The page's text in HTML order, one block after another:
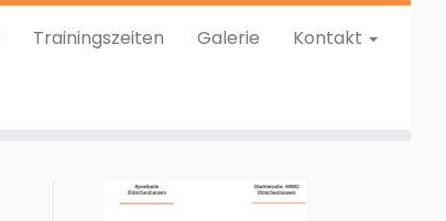
Trainingszeiten Galerie Kontakt